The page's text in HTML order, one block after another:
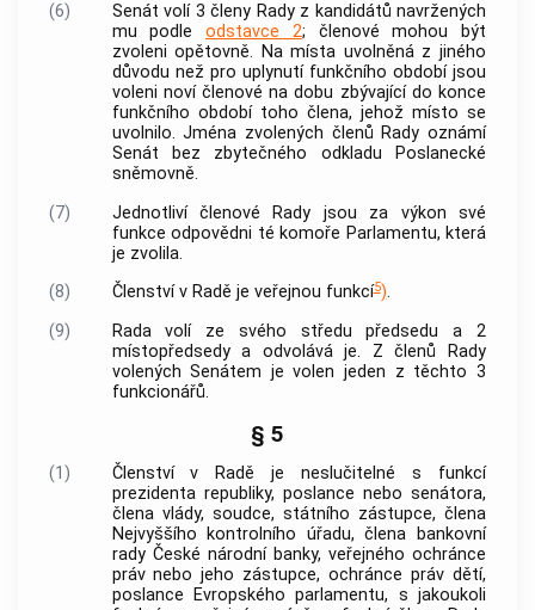
(6)
Senát volí 3 členy Rady z kandidátů navržených
mu podle odstavce 2; členové mohou být
zvoleni opětovně. Na místa uvolněná z jiného
důvodu než pro uplynutí funkčního období jsou
voleni noví členové na dobu zbývající do konce
funkčního období toho člena, jehož místo se
uvolnilo. Jména zvolených členů Rady oznámí
Senát bez zbytečného odkladu Poslanecké
sněmovně.
(7)
Jednotliví členové Rady jsou za výkon své
funkce odpovědni té komoře Parlamentu, která
je zvolila.
(8)
Členství v Radě je veřejnou funkcí5).
(9)
Rada volí ze svého středu předsedu a 2
místopředsedy a odvolává je. Z členů Rady
volených Senátem je volen jeden z těchto 3
funkcionářů.
§ 5
(1)
Členství v Radě je neslučitelné s funkcí
prezidenta republiky, poslance nebo senátora,
člena vlády, soudce, státního zástupce, člena
Nejvyššího kontrolního úřadu, člena bankovní
rady České národní banky, veřejného ochránce
práv nebo jeho zástupce, ochránce práv dětí,
poslance Evropského parlamentu, s jakoukoli